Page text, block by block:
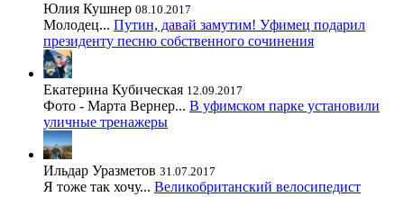
Юлия Кушнер 08.10.2017
Молодец... Путин, давай замутим! Уфимец подарил
президенту песню собственного сочинения
Екатерина Кубическая 12.09.2017
Фото - Марта Вернер... В уфимском парке установили
уличные тренажеры
Ильдар Уразметов 31.07.2017
Я тоже так хочу... Великобританский велосипедист